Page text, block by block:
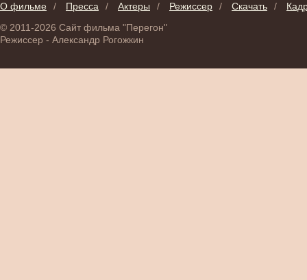
О фильме / Пресса / Актеры / Режиссер / Скачать /
© 2011-2026 Сайт фильма "Перегон"
Режиссер - Александр Рогожкин